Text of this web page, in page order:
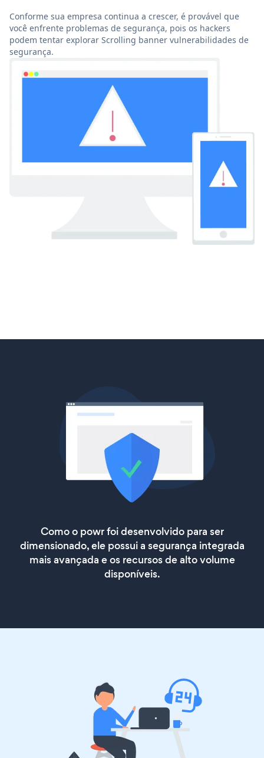
Conforme sua empresa continua a crescer, é provável que
você enfrente problemas de segurança, pois os hackers
podem tentar explorar Scrolling banner vulnerabilidades de
segurança.
Como o powr foi desenvolvido para ser
dimensionado, ele possui a segurança integrada
mais avançada e os recursos de alto volume
disponíveis.